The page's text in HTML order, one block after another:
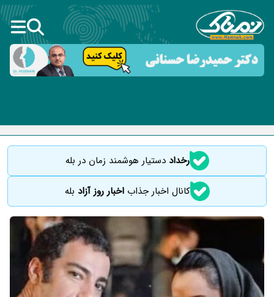
رخداددستیار هوشمند زمان در بله
کانال اخبار جذاباخبار روز آزاد بله